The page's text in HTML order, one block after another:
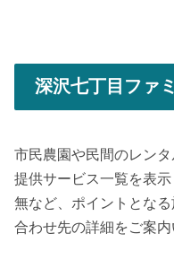
深沢七丁目ファ
市民農園や民間のレン
提供サービス一覧を表
無など、ポイントとな
合わせ先の詳細をご案内